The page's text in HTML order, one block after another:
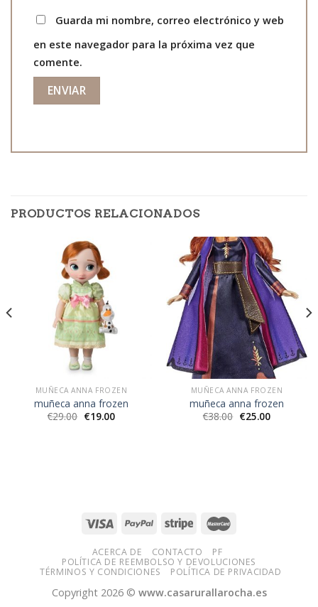
Guarda mi nombre, correo electrónico y web
en este navegador para la próxima vez que
comente.
PRODUCTOS RELACIONADOS
MUÑECA ANNA FROZEN
muñeca anna frozen
€29.00 €19.00
MUÑECA ANNA FROZEN
muñeca anna frozen
€38.00 €25.00
ACERCA DE CONTACTO
PF
POLÍTICA DE REEMBOLSO Y DEVOLUCIONES
TÉRMINOS Y CONDICIONES
POLÍTICA DE PRIVACIDAD
Copyright 2026 © www.casarurallarocha.es